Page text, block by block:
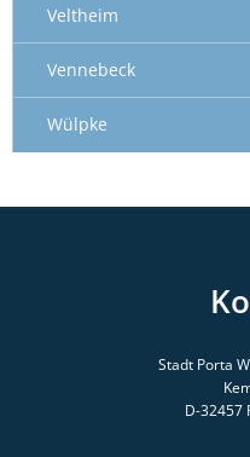
Veltheim
Vennebeck
Wülpke
Stadt Porta
D-32457